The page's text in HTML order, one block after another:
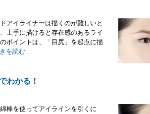
アイライナーは描くのが難しいと
上手に描けると存在感のあるライ
ポイントは、「目尻」を起点に描
を読む
わかる！
棒を使ってアイラインを引くに